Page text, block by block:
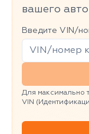
вашего
Введите VIN/
Для максимально
VIN